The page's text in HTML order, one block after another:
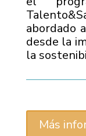
abordado
desde la
la
Más